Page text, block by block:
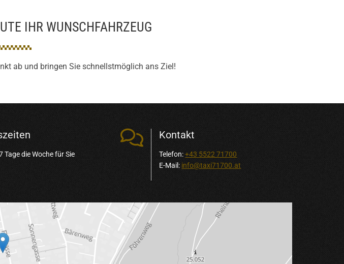
IHR WUNSCHFAHRZEUG
ab und bringen Sie schnellstmöglich ans Ziel!
Tage die Woche für Sie
 Kontakt
Telefon:+43 5522 71700
E-Mail: info@taxi71700.at